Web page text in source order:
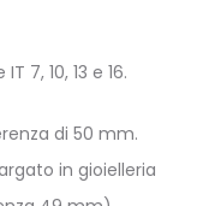
7, 10, 13 e 16.
di 50 mm.
in gioielleria